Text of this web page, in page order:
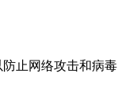
止网络攻击和病毒